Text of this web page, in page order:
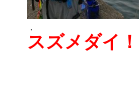
・
スズメダイ